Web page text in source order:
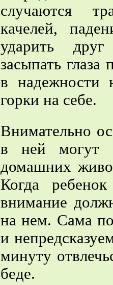
случаются
качелей,
ударить
засыпать
в надежности
горки на себе.
Внимательно
в ней могут
домашних
Когда
внимание
на нем. Сама
и
минуту
беде.